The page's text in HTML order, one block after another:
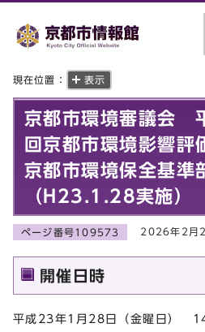
現在位置： 表示
京都市環境審議会
回京都市環境影響評
京都市環境保全基準
（H23.1.28実施）
ページ番号109573 2026年2月
開催日時
平成23年1月28日（金曜日）